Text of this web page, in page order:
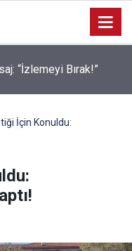
“İzlemeyi Bırak!”
İçin Konuldu: